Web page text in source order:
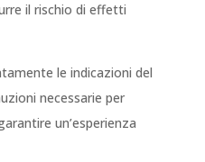
il rischio di effetti
le indicazioni del
necessarie per
un’esperienza